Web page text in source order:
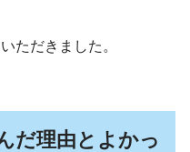
ただきました。
だ理由とよかっ